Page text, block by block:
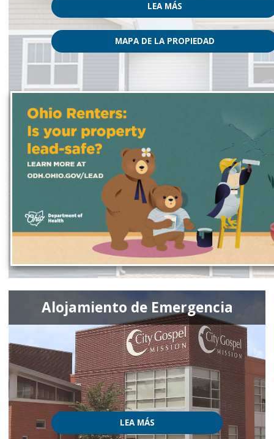
LEA MÁS
MAPA DE LA PROPIEDAD
Alojamiento de Emergencia
LEA MÁS